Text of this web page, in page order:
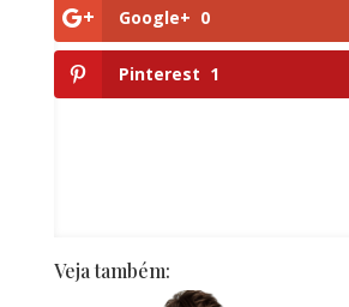
Google+ 0
Pinterest 1
Veja também: